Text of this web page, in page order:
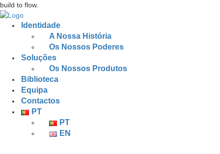
build to flow.
Identidade
A Nossa História
Os Nossos Poderes
Soluções
Os Nossos Produtos
Biblioteca
Equipa
Contactos
PT
PT
EN